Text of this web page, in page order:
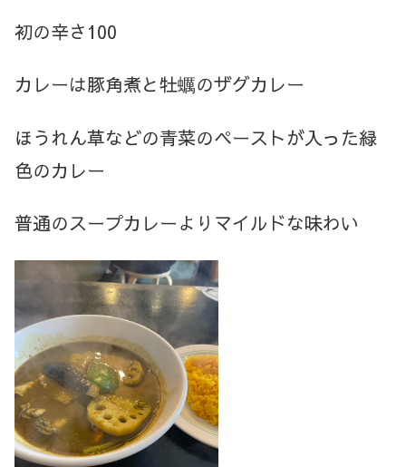
初の辛さ100
カレーは豚角煮と牡蠣のザグカレー
ほうれん草などの青菜のペーストが入った緑
色のカレー
普通のスープカレーよりマイルドな味わい